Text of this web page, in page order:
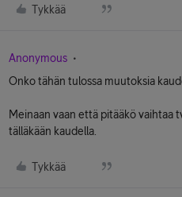
Tykkää
Anonymous
Onko tähän tulossa muutoksia
Meinaan vaan että pitääkö vaihtaa
tälläkään kaudella.
Tykkää